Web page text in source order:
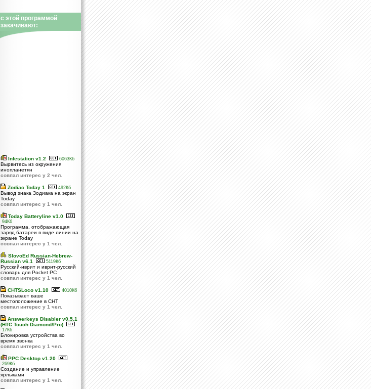
с этой программой
закачивают:
Infestation v1.2 6063Кб
Вырвитесь из окружения
инопланетян
совпал интерес у 2 чел.
Zodiac Today 1 492Кб
Вывод знака Зодиака на экран
Today
совпал интерес у 1 чел.
Today Batteryline v1.0
94Кб
Программа, отображающая
заряд батареи в виде линии на
экране Today
совпал интерес у 1 чел.
SlovoEd Russian-Hebrew-
Russian v6.1
5119Кб
Русский-иврит и иврит-русский
словарь для Pocket PC
совпал интерес у 1 чел.
CHTSLoco v1.10 4010Кб
Показывает ваше
местоположение в CHT
совпал интерес у 1 чел.
Answerkeys Disabler v0.5.1
(HTC Touch Diamond/Pro)
17Кб
Блокировка устройства во
время звонка
совпал интерес у 1 чел.
PPC Desktop v1.20
269Кб
Создание и управление
ярлыками
совпал интерес у 1 чел.